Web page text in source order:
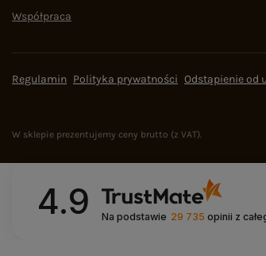
Współpraca
Regulamin Polityka prywatności Odstąpienie od
W sklepie prezentujemy ceny brutto (z VAT).
4.9 Na podstawie 29 735 opinii z